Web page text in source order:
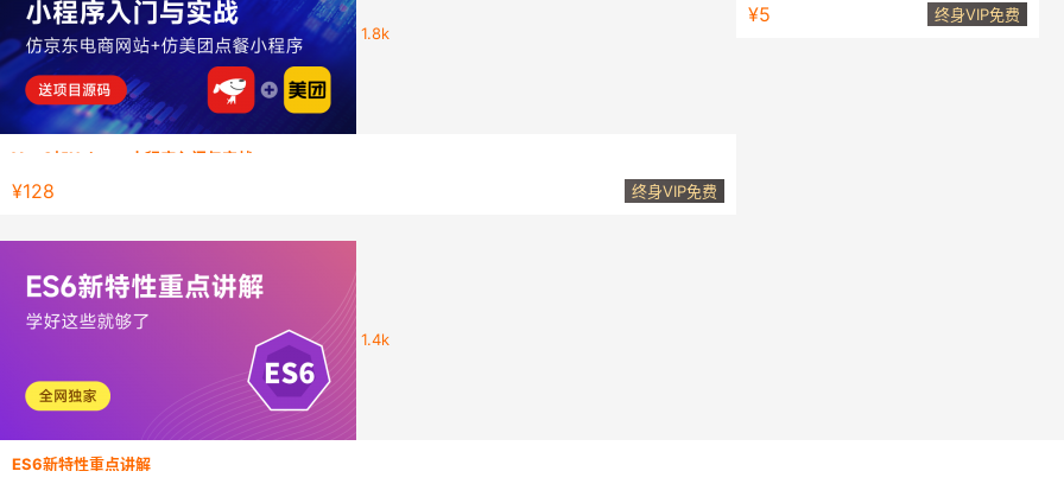
1.8k
Vue3加Uni-app小程序入门与实战
Vue2+Vue3+TypeScript+ES6+Uni-app微信小程序从入门到实战教程，商业正式项目+面试必问知识。
¥128 终身VIP免费
¥5 终身VIP免费
1.4k
ES6新特性重点讲解